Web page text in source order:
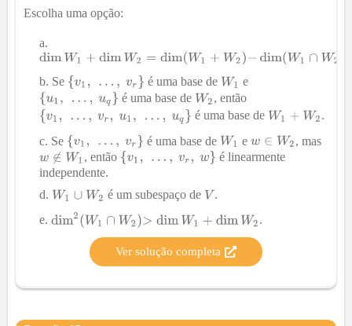
Escolha uma opção:
Se é uma base de
e
é uma base de
, então
é uma base de
.
Se
é uma base de e
, mas
, então
é linearmente
independente.
é um subespaço de
.
.
Ver solução completa